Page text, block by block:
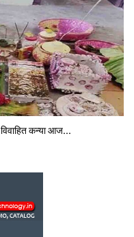
कन्‍या आज...